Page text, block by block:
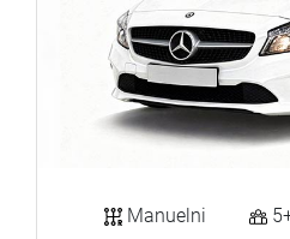
Manuelni